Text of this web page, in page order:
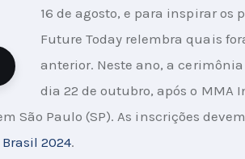
16 de agosto, e para inspirar
Future Today relembra quais
anterior. Neste ano, a
dia 22 de outubro, após o MMA
São Paulo (SP). As inscrições
2024.